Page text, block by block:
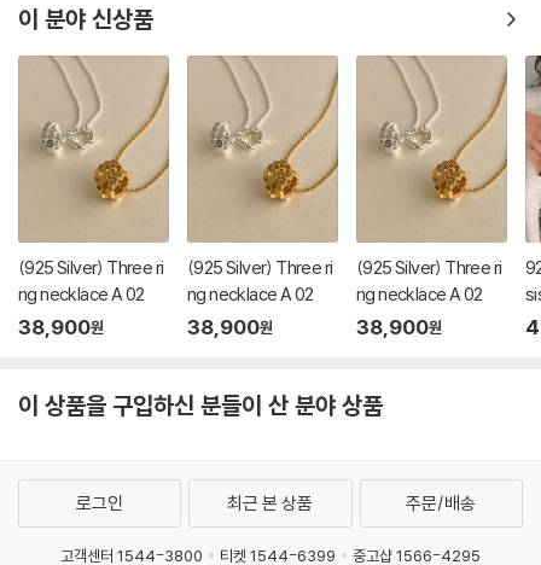
이 분야 신상품
(925 Silver) Three ri
ng necklace A 02
38,900원
(925 Silver) Three ri
ng necklace A 02
38,900원
(925 Silver) Three ri
ng necklace A 02
38,900원
이 상품을 구입하신 분들이 산 분야 상품
로그인 최근 본 상품 주문/배송
고객센터 1544-3800 티켓 1544-6399 중고샵 1566-4295